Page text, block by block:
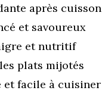
après cuisson
et savoureux
et nutritif
plats mijotés
et facile à cuisiner